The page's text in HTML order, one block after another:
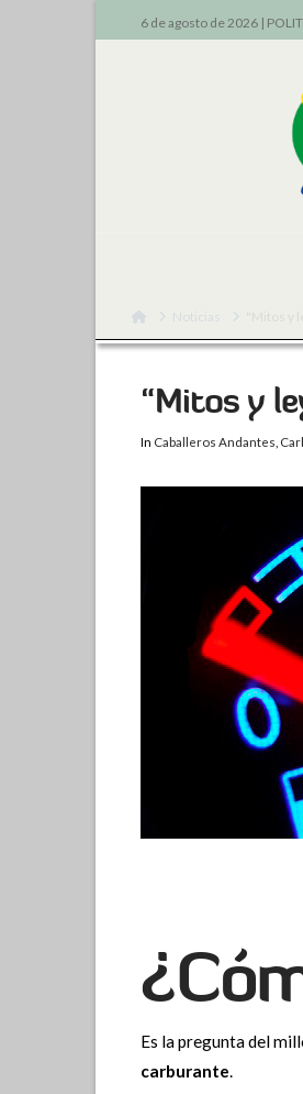
6 de agosto de 2026 |
HomeNoticias
“Mitos y
In Caballeros Andantes
Es la pregunta del
carburante.